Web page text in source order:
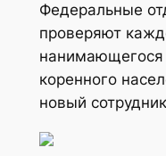
Федеральные
проверяют
нанимающегося
коренного
новый